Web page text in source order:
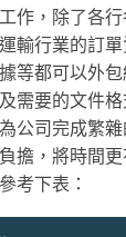
作，除了各
輸行業的訂
等都可以外包
需要的文件
公司完成繁
擔，將時間
考下表：